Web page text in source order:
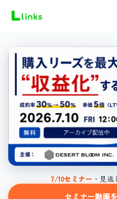
7/10セミナー ・見
セミナー動画